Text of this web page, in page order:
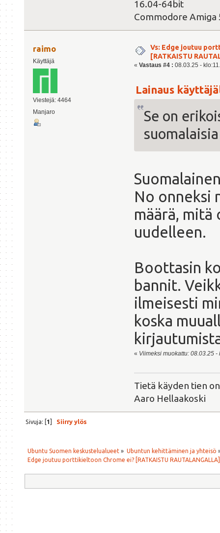
16.04-64bit
Commodore Amiga
raimo
Käyttäjä
Viestejä: 4464
Manjaro
Vs: Edge joutuu
[RATKAISTU
« Vastaus #4 : 08.03.25 -
Lainaus
Se on
No onneksi
määrä,
uudelleen.
Boottasin
bannit.
ilmeisesti
koska
« Viimeksi muokattu: 08.03.25
Tietä käyden tien
Aaro Hellaakoski
Sivuja: [1] Siirry ylös
Ubuntu Suomen keskustelualueet » Ubuntun kehittäminen ja yhteisö
Edge joutuu porttikieltoon Chrome ei? [RATKAISTU RAUTALANGALLA]